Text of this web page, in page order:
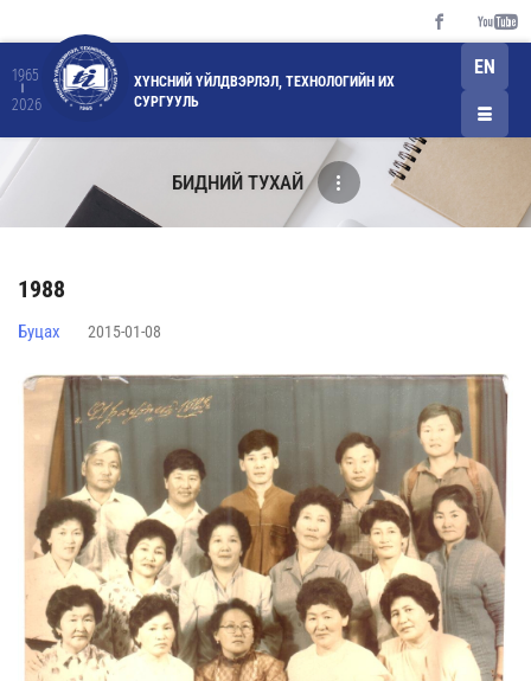
1965
2026
ХҮНСНИЙ ҮЙЛДВЭРЛЭЛ, ТЕХНОЛОГИЙН ИХ
СУРГУУЛЬ
EN
БИДНИЙ ТУХАЙ
1988
Буцах 2015-01-08